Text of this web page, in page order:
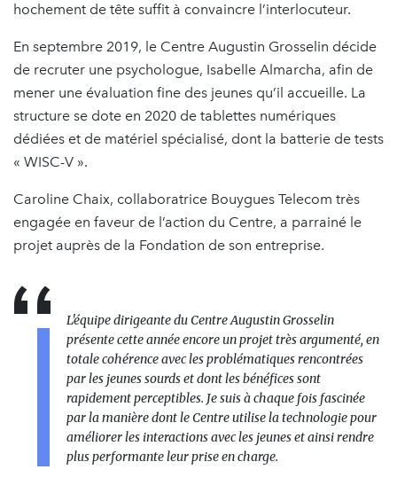
hochement de tête suffit à convaincre l’interlocuteur.
En septembre 2019, le Centre Augustin Grosselin décide
de recruter une psychologue, Isabelle Almarcha, afin de
mener une évaluation fine des jeunes qu’il accueille. La
structure se dote en 2020 de tablettes numériques
dédiées et de matériel spécialisé, dont la batterie de tests
« WISC-V ».
Caroline Chaix, collaboratrice Bouygues Telecom très
engagée en faveur de l’action du Centre, a parrainé le
projet auprès de la Fondation de son entreprise.
L'équipe dirigeante du Centre Augustin Grosselin
présente cette année encore un projet très argumenté, en
totale cohérence avec les problématiques rencontrées
par les jeunes sourds et dont les bénéfices sont
rapidement perceptibles. Je suis à chaque fois fascinée
par la manière dont le Centre utilise la technologie pour
améliorer les interactions avec les jeunes et ainsi rendre
plus performante leur prise en charge.